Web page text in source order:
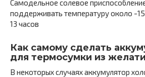
Самодельное солевое
поддерживать температуру около -
13 часов
Как самому сделать
для термосумки из
В некоторых случаях аккумулятор